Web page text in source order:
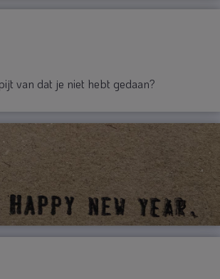
van dat je niet hebt gedaan?